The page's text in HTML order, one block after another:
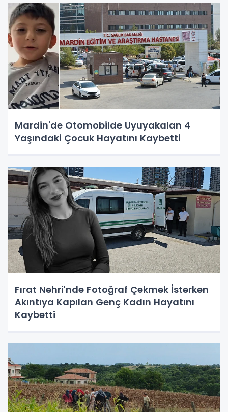
Mardin'de Otomobilde Uyuyakalan 4
Yaşındaki Çocuk Hayatını Kaybetti
Fırat Nehri'nde Fotoğraf Çekmek İsterken
Akıntıya Kapılan Genç Kadın Hayatını
Kaybetti